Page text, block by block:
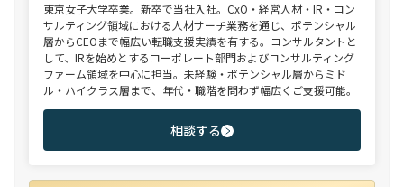
東京女子大学卒業。新卒で当社入社。CxO・経営人材・IR・コン
サルティング領域における人材サーチ業務を通じ、ポテンシャル
層からCEOまで幅広い転職支援実績を有する。コンサルタントと
して、IRを始めとするコーポレート部門およびコンサルティング
ファーム領域を中心に担当。未経験・ポテンシャル層からミド
ル・ハイクラス層まで、年代・職階を問わず幅広くご支援可能。
相談する